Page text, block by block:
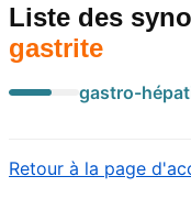
Liste des
gastrite
gastro-
Retour à la page